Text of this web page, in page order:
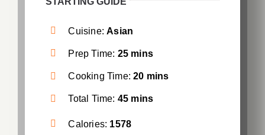
Cuisine:Asian
Prep Time: 25 mins
Cooking Time:20 mins
Total Time: 45 mins
Calories: 1578